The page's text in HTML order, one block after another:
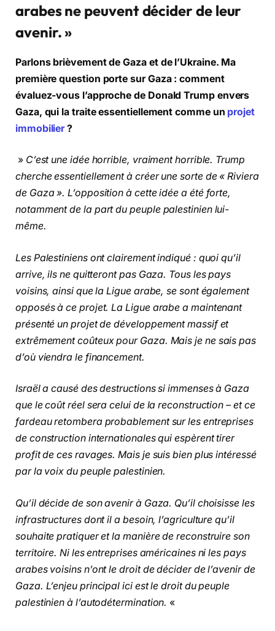
arabes ne peuvent décider de leur
avenir. »
Parlons brièvement de Gaza et de l’Ukraine. Ma
première question porte sur Gaza : comment
évaluez-vous l’approche de Donald Trump envers
Gaza, qui la traite essentiellement comme un projet
immobilier?
» C’est une idée horrible, vraiment horrible. Trump
cherche essentiellement à créer une sorte de « Riviera
de Gaza ». L’opposition à cette idée a été forte,
notamment de la part du peuple palestinien lui-
même.
Les Palestiniens ont clairement indiqué : quoi qu’il
arrive, ils ne quitteront pas Gaza. Tous les pays
voisins, ainsi que la Ligue arabe, se sont également
opposés à ce projet. La Ligue arabe a maintenant
présenté un projet de développement massif et
extrêmement coûteux pour Gaza. Mais je ne sais pas
d’où viendra le financement.
Israël a causé des destructions si immenses à Gaza
que le coût réel sera celui de la reconstruction – et ce
fardeau retombera probablement sur les entreprises
de construction internationales qui espèrent tirer
profit de ces ravages. Mais je suis bien plus intéressé
par la voix du peuple palestinien.
Qu’il décide de son avenir à Gaza. Qu’il choisisse les
infrastructures dont il a besoin, l’agriculture qu’il
souhaite pratiquer et la manière de reconstruire son
territoire. Ni les entreprises américaines ni les pays
arabes voisins n’ont le droit de décider de l’avenir de
Gaza. L’enjeu principal ici est le droit du peuple
palestinien à l’autodétermination. «